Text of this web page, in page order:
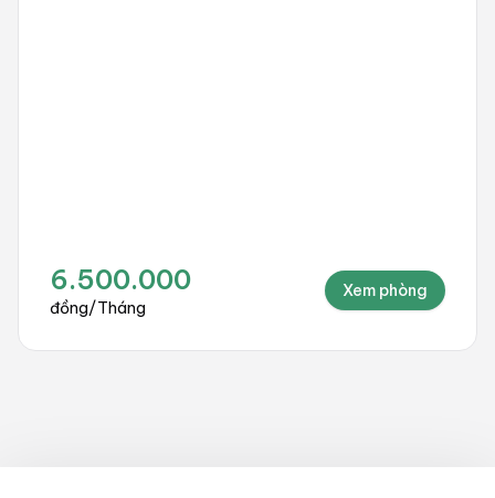
10.000.000
đồng/Tháng
Xem phòng